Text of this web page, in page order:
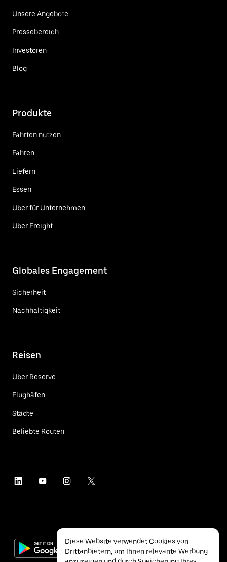
Unsere Angebote
Pressebereich
Investoren
Blog
Produkte
Fahrten nutzen
Fahren
Liefern
Essen
Uber für Unternehmen
Uber Freight
Globales Engagement
Sicherheit
Nachhaltigkeit
Reisen
Uber Reserve
Flughäfen
Städte
Beliebte Routen
Diese Website verwendet Cookies von
Drittanbietern, um Ihnen relevante Werbung